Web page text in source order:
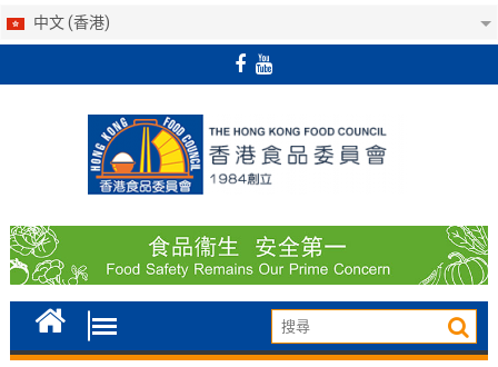
中文 (香港)